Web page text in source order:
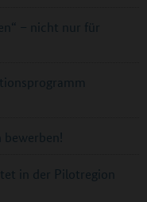
– nicht nur für
bewerben!
in der Pilotregion